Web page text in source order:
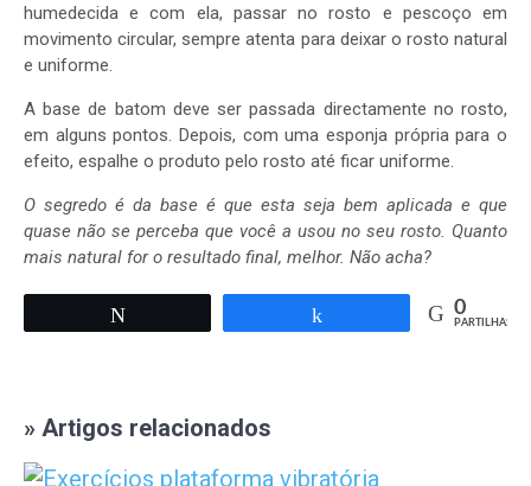
humedecida e com ela, passar no rosto e pescoço em
movimento circular, sempre atenta para deixar o rosto natural
e uniforme.
A base de batom deve ser passada directamente no rosto,
em alguns pontos. Depois, com uma esponja própria para o
efeito, espalhe o produto pelo rosto até ficar uniforme.
O segredo é da base é que esta seja bem aplicada e que
quase não se perceba que você a usou no seu rosto. Quanto
mais natural for o resultado final, melhor. Não acha?
0
PARTILHAS
» Artigos relacionados